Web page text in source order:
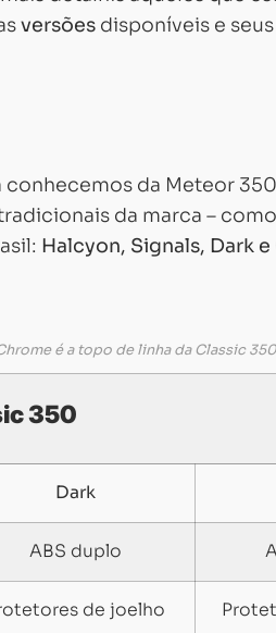
versões disponíveis e seus
da Meteor
da marca –
Halcyon, Signals, Dark
é a topo de linha da Classic
350
Dark
ABS duplo
de joelho